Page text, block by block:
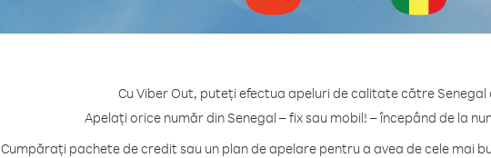
Cu Viber Out, puteți efectua apeluri de calitate către Senegal
Apelați orice număr din Senegal – fix sau mobil! – începând de la
Cumpărați pachete de credit sau un plan de apelare pentru a avea de cele mai